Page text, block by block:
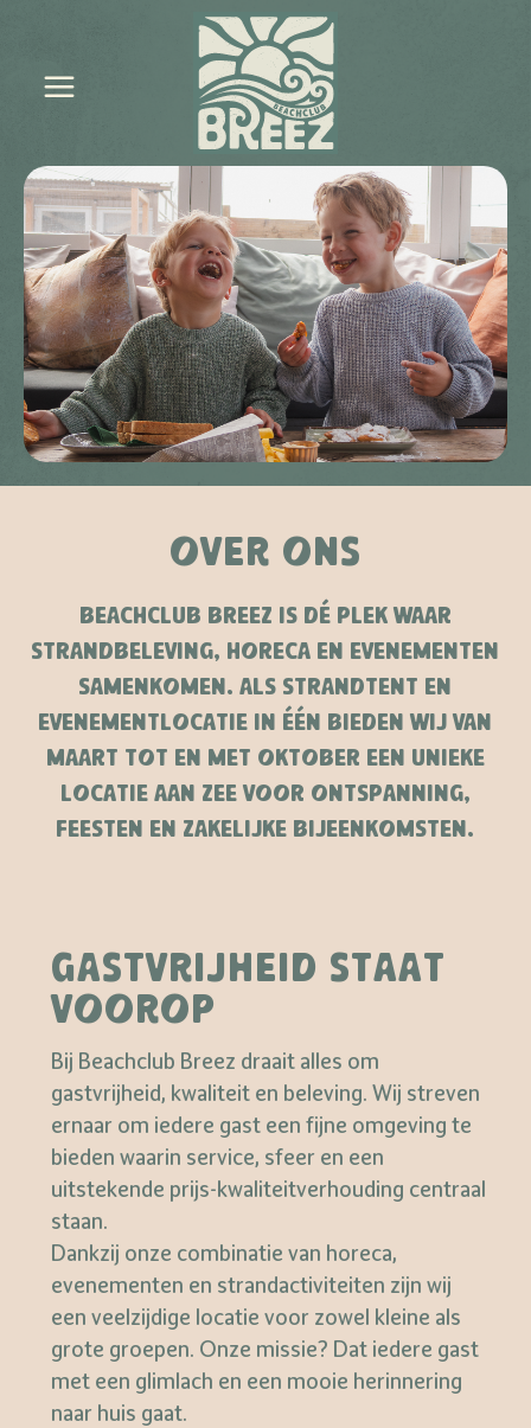
OVER ONS
BEACHCLUB BREEZ IS DÉ PLEK WAAR
STRANDBELEVING, HORECA EN EVENEMENTEN
SAMENKOMEN. ALS STRANDTENT EN
EVENEMENTLOCATIE IN ÉÉN BIEDEN WIJ VAN
MAART TOT EN MET OKTOBER EEN UNIEKE
LOCATIE AAN ZEE VOOR ONTSPANNING,
FEESTEN EN ZAKELIJKE BIJEENKOMSTEN.
GASTVRIJHEID STAAT
VOOROP
Bij Beachclub Breez draait alles om
gastvrijheid, kwaliteit en beleving. Wij streven
ernaar om iedere gast een fijne omgeving te
bieden waarin service, sfeer en een
uitstekende prijs-kwaliteitverhouding centraal
staan.
Dankzij onze combinatie van horeca,
evenementen en strandactiviteiten zijn wij
een veelzijdige locatie voor zowel kleine als
grote groepen. Onze missie? Dat iedere gast
met een glimlach en een mooie herinnering
naar huis gaat.